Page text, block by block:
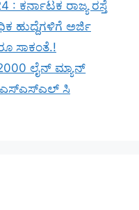
: ಕರ್ನಾಟಕ ರಾಜ್ಯ ರಸ್ತೆ
ಹುದ್ದೆಗಳಿಗೆ ಅರ್ಜಿ
ಸಾಕಂತೆ.!
ಲೈನ್ ಮ್ಯಾನ್
ಎಸ್ಎಸ್ಎಲ್ ಸಿ